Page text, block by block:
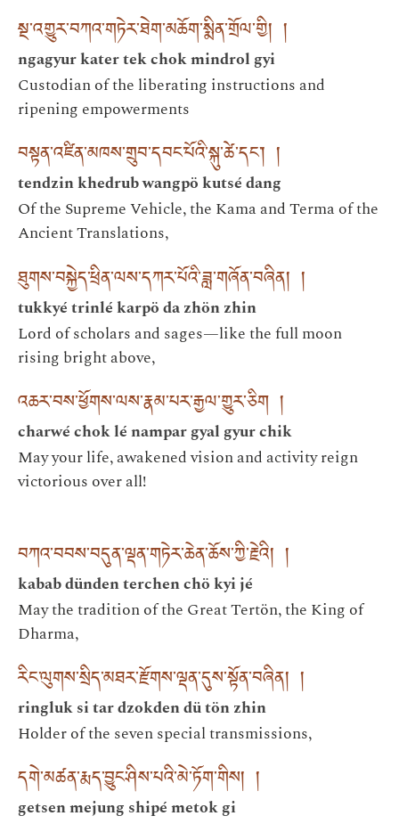
སྔ་འགྱུར་བཀའ་གཏེར་ཐེག་མཆོག་སྨིན་གྲོལ་གྱི། །
ngagyur kater tek chok mindrol gyi
Custodian of the liberating instructions and
ripening empowerments
བསྟན་འཛིན་མཁས་གྲུབ་དབང་པོའི་སྐུ་ཚེ་དང་། །
tendzin khedrub wangpö kutsé dang
Of the Supreme Vehicle, the Kama and Terma of the
Ancient Translations,
ཐུགས་བསྐྱེད་ཕྲིན་ལས་དཀར་པོའི་ཟླ་གཞོན་བཞིན། །
tukkyé trinlé karpö da zhön zhin
Lord of scholars and sages—like the full moon
rising bright above,
འཆར་བས་ཕྱོགས་ལས་རྣམ་པར་རྒྱལ་གྱུར་ཅིག །
charwé chok lé nampar gyal gyur chik
May your life, awakened vision and activity reign
victorious over all!
བཀའ་བབས་བདུན་ལྡན་གཏེར་ཆེན་ཆོས་ཀྱི་རྗེའི། །
kabab dünden terchen chö kyi jé
May the tradition of the Great Tertön, the King of
Dharma,
རིང་ལུགས་སྲིད་མཐར་རྫོགས་ལྡན་དུས་སྟོན་བཞིན། །
ringluk si tar dzokden dü tön zhin
Holder of the seven special transmissions,
དགེ་མཚན་རྨད་བྱུང་ཤིས་པའི་མེ་ཏོག་གིས། །
getsen mejung shipé metok gi